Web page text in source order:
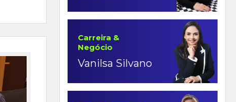
Carreira &
Negócio
Vanilsa Silvano